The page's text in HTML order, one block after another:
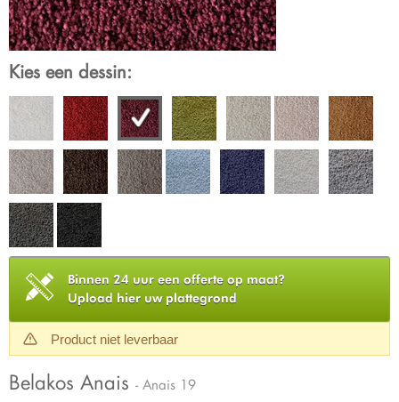
Kies een dessin:
Binnen 24 uur een offerte op maat?
Upload hier uw plattegrond
Product niet leverbaar
Belakos Anais - Anais 19